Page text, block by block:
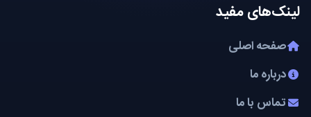
لینک‌های مفید
صفحه اصلی
درباره ما
تماس با ما